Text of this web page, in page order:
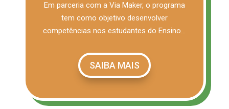
Em parceria com a Via Maker, o programa
tem como objetivo desenvolver
competências nos estudantes do Ensino…
SAIBA MAIS